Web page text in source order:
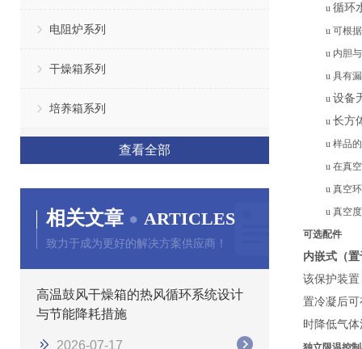
电阻炉系列
干燥箱系列
培养箱系列
查看全部
相关文章 ARTICLES
致力于成为更好的解决方案供应商！
高温鼓风干燥箱的热风循环系统设计
与节能降耗措施
2026-07-17
u 循环
u 可根
u 内胆
u 具有
u 设备
u 长方
u 样品
u 在真
u 真空
u 真空
可选配件
内嵌式（
该保护装
置冷凝后
时降低气